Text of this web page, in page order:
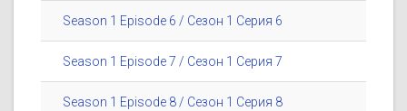
Season 1 Episode 6 / Сезон 1 Серия 6
Season 1 Episode 7 / Сезон 1 Серия 7
Season 1 Episode 8 / Сезон 1 Серия 8